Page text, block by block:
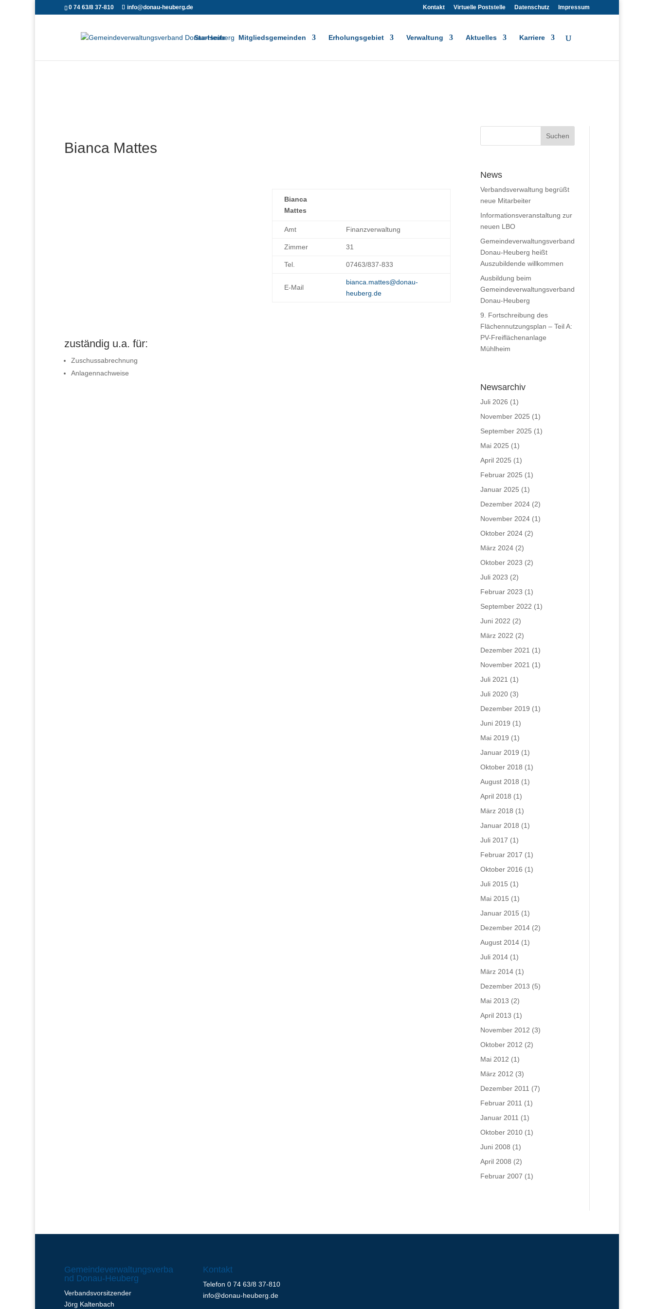
0 74 63/8 37-810 info@donau-heuberg.de Kontakt Virtuelle Poststelle Datenschutz Impressum
Startseite Mitgliedsgemeinden Erholungsgebiet Verwaltung Aktuelles Karriere
Bianca Mattes
Bianca
Mattes
Amt Finanzverwaltung
Zimmer 31
Tel. 07463/837-833
E-Mail
bianca.mattes@donau-
heuberg.de
zuständig u.a. für:
Zuschussabrechnung
Anlagennachweise
News
Verbandsverwaltung begrüßt
neue Mitarbeiter
Informationsveranstaltung zur
neuen LBO
Gemeindeverwaltungsverband
Donau-Heuberg heißt
Auszubildende willkommen
Ausbildung beim
Gemeindeverwaltungsverband
Donau-Heuberg
9. Fortschreibung des
Flächennutzungsplan – Teil A:
PV-Freiflächenanlage
Mühlheim
Newsarchiv
Juli 2026 (1)
November 2025 (1)
September 2025 (1)
Mai 2025 (1)
April 2025 (1)
Februar 2025 (1)
Januar 2025 (1)
Dezember 2024(2)
November 2024(1)
Oktober 2024(2)
März 2024(2)
Oktober 2023 (2)
Juli 2023 (2)
Februar 2023 (1)
September 2022 (1)
Juni 2022 (2)
März 2022 (2)
Dezember 2021 (1)
November 2021 (1)
Juli 2021 (1)
Juli 2020(3)
Dezember 2019 (1)
Juni 2019 (1)
Mai 2019 (1)
Januar 2019 (1)
Oktober 2018 (1)
August 2018 (1)
April 2018 (1)
März 2018 (1)
Januar 2018 (1)
Juli 2017 (1)
Februar 2017 (1)
Oktober 2016 (1)
Juli 2015 (1)
Mai 2015 (1)
Januar 2015 (1)
Dezember 2014(2)
August 2014(1)
Juli 2014(1)
März 2014(1)
Dezember 2013 (5)
Mai 2013 (2)
April 2013 (1)
November 2012 (3)
Oktober 2012 (2)
Mai 2012 (1)
März 2012 (3)
Dezember 2011 (7)
Februar 2011 (1)
Januar 2011 (1)
Oktober 2010(1)
Juni 2008 (1)
April 2008 (2)
Februar 2007 (1)
Gemeindeverwaltungsverba
nd Donau-Heuberg
Verbandsvorsitzender
Jörg Kaltenbach
Kontakt
Telefon 0 74 63/8 37-810
info@donau-heuberg.de